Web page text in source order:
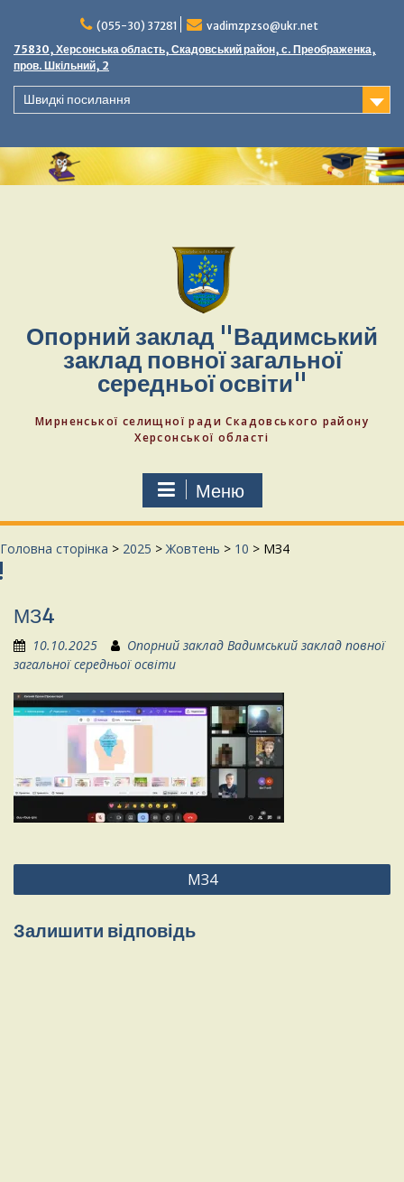
вмісту
(055-30) 37281
vadimzpzso@ukr.net
75830, Херсонська область, Скадовський район, с. Преображенка,
пров. Шкільний, 2
Швидкі посилання
Опорний заклад "Вадимський
заклад повної загальної
середньої освіти"
Мирненської селищної ради Скадовського району
Херсонської області
Меню
Головна сторінка > 2025 >Жовтень > 10 > МЗ4
МЗ4
10.10.2025
Опорний заклад Вадимський заклад повної
загальної середньої освіти
Навігація
записів
МЗ4
Залишити відповідь